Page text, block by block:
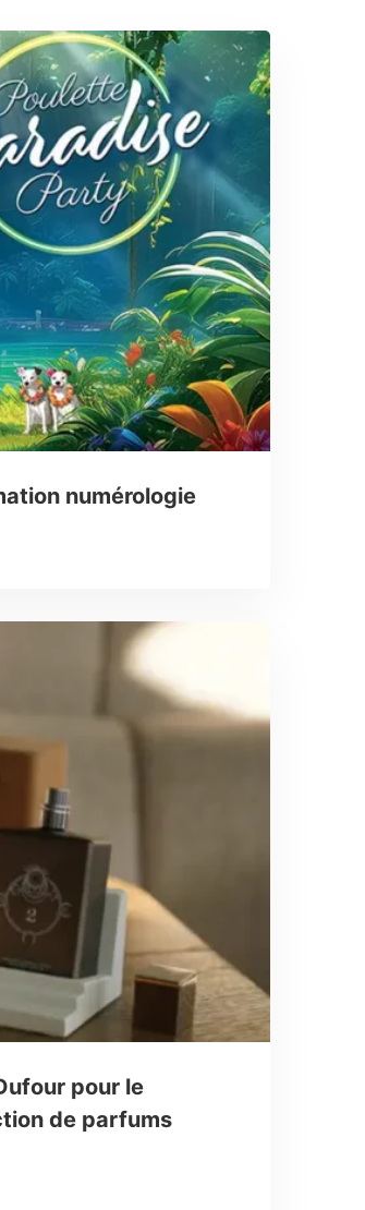
numérologie
pour le
de parfums